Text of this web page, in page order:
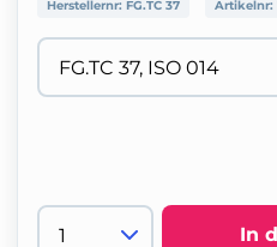
Herstellernr: FG.TC 37 Artikelnr:
In